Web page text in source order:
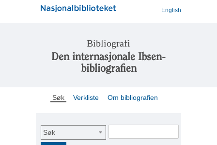
English
Bibliografi
Den internasjonale Ibsen-
bibliografien
Søk Verkliste Om bibliografien
Søk